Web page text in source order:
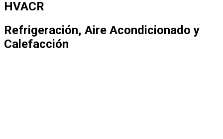
HVACR
Refrigeración, Aire Acondicionado y
Calefacción